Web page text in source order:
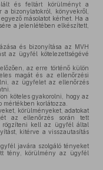
és feltárt körülményt a
bizonylatokról, könyvekről,
másolatot kérhet. Ha a
a jelenlétében elkészített,
és bizonyítása az MVH
az ügyfél kötelezettségévé
az erre történő külön
magát és az ellenőrzési
az ügyfelet az ellenőrzés
köteles gyakorolni, hogy az
korlátozza.
körülményeket, adatokat
az ellenőrzés során tett
rögzíteni kell az ügyfél által
kitérve a visszautasítás
javára szolgáló tényeket
tény, körülmény az ügyfél